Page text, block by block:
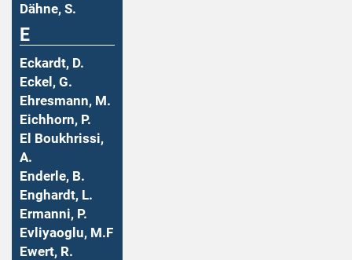
Dähne, S.
E
Eckardt, D.
Eckel, G.
Ehresmann, M.
Eichhorn, P.
El Boukhrissi,
A.
Enderle, B.
Enghardt, L.
Ermanni, P.
Evliyaoglu, M.F
Ewert, R.